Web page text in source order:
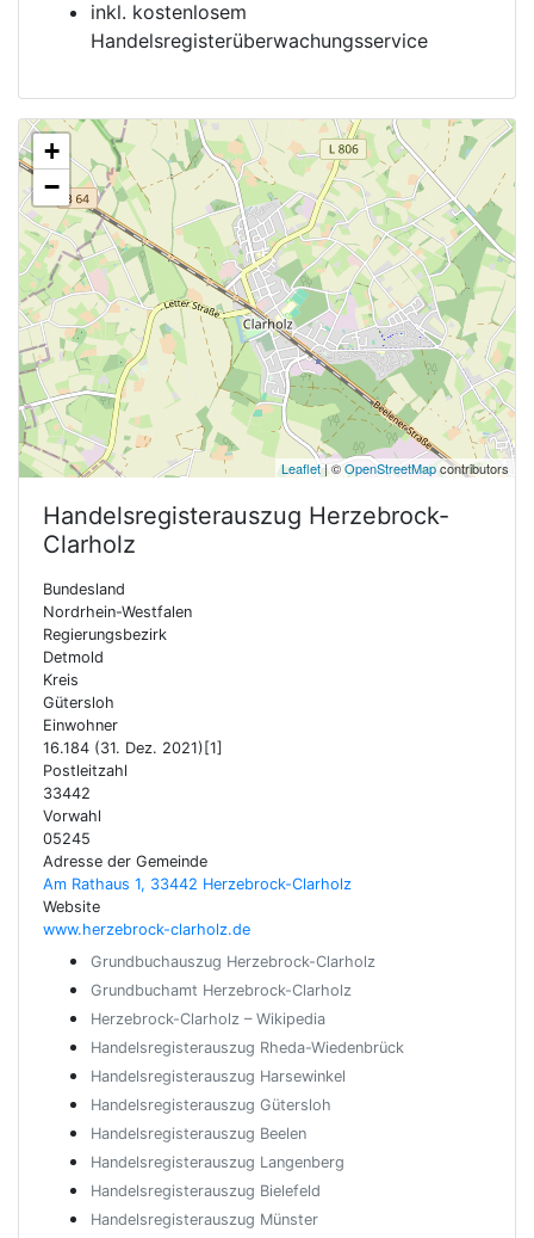
inkl. kostenlosem
Handelsregisterüberwachungsservice
+
−
Leaflet| ©OpenStreetMapcontributors
Handelsregisterauszug Herzebrock-
Clarholz
Bundesland
Nordrhein-Westfalen
Regierungsbezirk
Detmold
Kreis
Gütersloh
Einwohner
16.184 (31. Dez. 2021)[1]
Postleitzahl
33442
Vorwahl
05245
Adresse der Gemeinde
Am Rathaus 1, 33442 Herzebrock-Clarholz
Website
www.herzebrock-clarholz.de
Grundbuchauszug Herzebrock-Clarholz
Grundbuchamt Herzebrock-Clarholz
Herzebrock-Clarholz – Wikipedia
Handelsregisterauszug Rheda-Wiedenbrück
Handelsregisterauszug Harsewinkel
Handelsregisterauszug Gütersloh
Handelsregisterauszug Beelen
Handelsregisterauszug Langenberg
Handelsregisterauszug Bielefeld
Handelsregisterauszug Münster